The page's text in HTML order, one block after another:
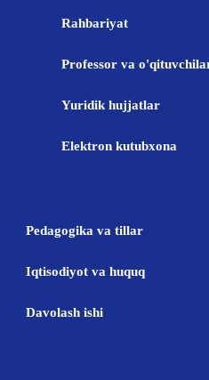
Rahbariyat
Professor va
Yuridik hujjatlar
Elektron kutubxona
Pedagogika va tillar
Iqtisodiyot va huquq
Davolash ishi